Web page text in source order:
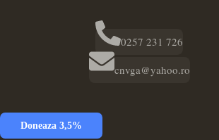
0257 231 726
cnvga@yahoo.ro
Doneaza 3,5%